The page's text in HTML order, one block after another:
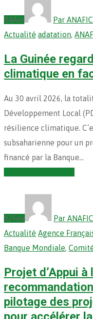
04Avr
Par ANAFIC
Actualité adatation,
La Guinée
climatique en
Au 30 avril 2026, la
Développement Local
résilience climatique.
subsaharienne pour un
financé par la Banque…
02Fév
Par ANAFIC
Actualité Agence
Banque Mondiale,
Projet d’Appui à
pilotage des